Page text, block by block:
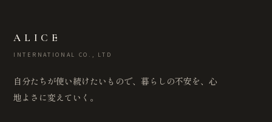
ALICE
INTERNATIONAL CO., LTD
自分たちが使い続けたいもので、暮らしの不安を、心
地よさに変えていく。